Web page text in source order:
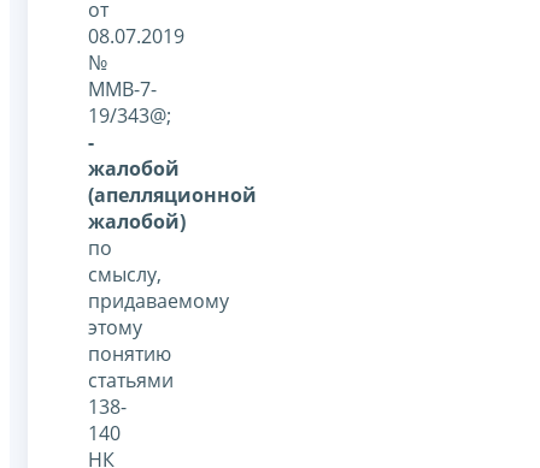
от
08.07.2019
№
ММВ-7-
19/343@;
-
жалобой
(апелляционной
жалобой)
по
смыслу,
придаваемому
этому
понятию
статьями
138-
140
НК